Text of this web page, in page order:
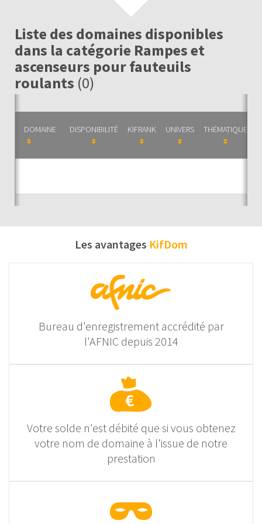
Liste des domaines disponibles
dans la catégorie Rampes et
ascenseurs pour fauteuils
roulants (0)
DOMAINE DISPONIBILITÉ KIFRANK UNIVERS THÉMATIQUE
Les avantages KifDom
Bureau d'enregistrement accrédité par
l'AFNIC depuis 2014
Votre solde n'est débité que si vous obtenez
votre nom de domaine à l'issue de notre
prestation